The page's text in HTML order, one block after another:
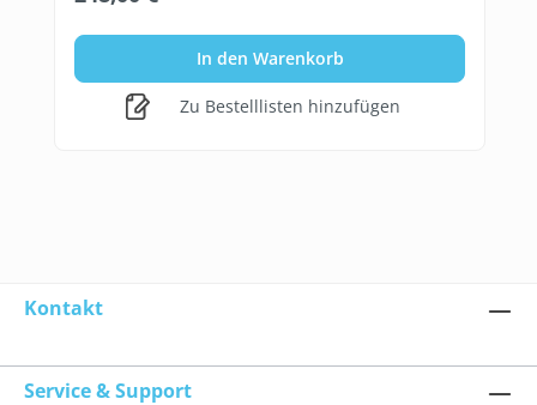
In den Warenkorb
Zu Bestelllisten hinzufügen
Kontakt
Service & Support